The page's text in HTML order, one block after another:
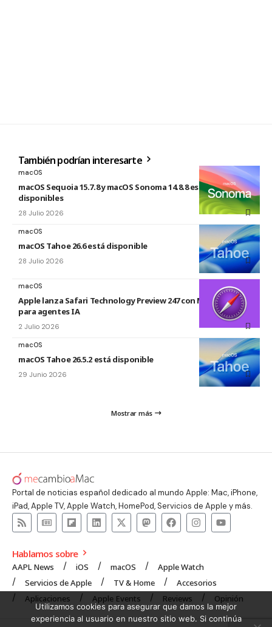
También podrían interesarte
macOS
macOS Sequoia 15.7.8 y macOS Sonoma 14.8.8 están
disponibles
28 Julio 2026
macOS
macOS Tahoe 26.6 está disponible
28 Julio 2026
macOS
Apple lanza Safari Technology Preview 247 con MCP Server
para agentes IA
2 Julio 2026
macOS
macOS Tahoe 26.5.2 está disponible
29 Junio 2026
Mostrar más
Portal de noticias español dedicado al mundo Apple: Mac, iPhone,
iPad, Apple TV, Apple Watch, HomePod, Servicios de Apple y más.
Hablamos sobre
AAPL News iOS macOS
Apple Watch
Servicios de Apple
TV & Home
Accesorios
Aplicaciones
Apple Events Reviews Opinión
Utilizamos cookies para asegurar que damos la mejor
experiencia al usuario en nuestro sitio web. Si continúa